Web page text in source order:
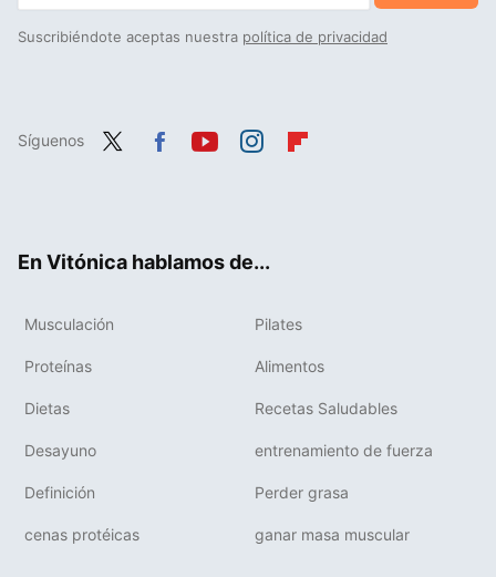
Suscribiéndote aceptas nuestra política de privacidad
Síguenos
En Vitónica hablamos de...
Musculación Pilates
Proteínas Alimentos
Dietas Recetas Saludables
Desayuno entrenamiento de fuerza
Definición Perder grasa
cenas protéicas ganar masa muscular